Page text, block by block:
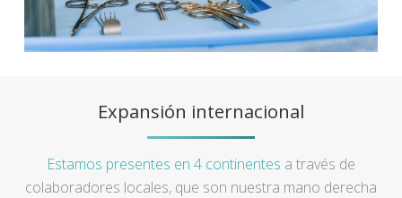
Expansión internacional
Estamos presentes en 4 continentes a través de
colaboradores locales, que son nuestra mano derecha